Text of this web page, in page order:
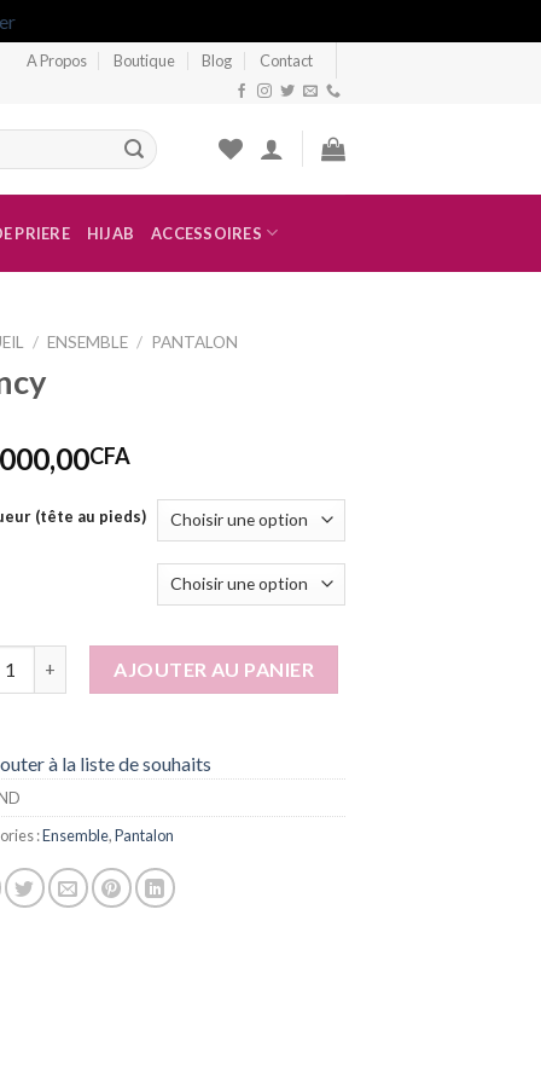
A Propos Boutique Blog Contact
PRIERE HIJAB ACCESSOIRES
/ ENSEMBLE / PANTALON
CFA
(tête au pieds)
AJOUTER AU PANIER
à la liste de souhaits
:Ensemble,Pantalon